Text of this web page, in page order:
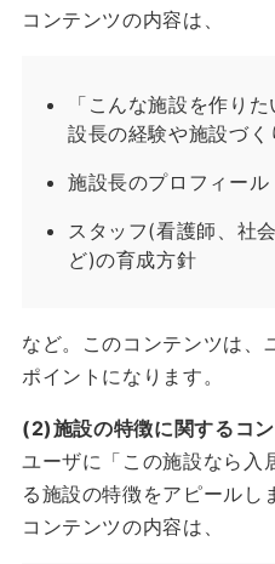
コンテンツの内容は、
「こんな施設を作り
設長の経験や施設づく
施設長のプロフィール
スタッフ(看護師、社
ど)の育成方針
など。このコンテンツは、
ポイントになります。
(2)施設の特徴に関するコ
ユーザに「この施設なら入
る施設の特徴をアピールし
コンテンツの内容は、